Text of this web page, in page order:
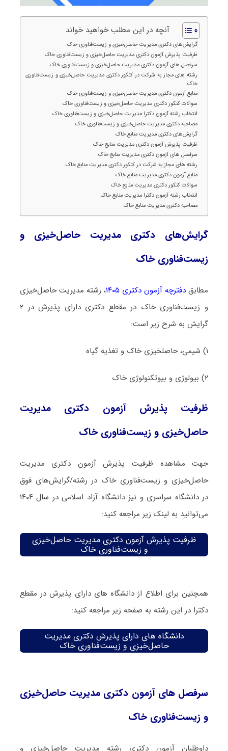
آنچه در این مطلب خواهید خواند
گرایش‌های دکتری مدیریت حاصل‌خیزی و زیست‌فناوری خاک
ظرفیت پذیرش آزمون دکتری مدیریت حاصل‌خیزی و زیست‌فناوری خاک
سرفصل های آزمون دکتری مدیریت حاصل‌خیزی و زیست‌فناوری خاک
رشته های مجاز به شرکت در کنکور دکتری مدیریت حاصل‌خیزی و زیست‌فناوری
خاک
منابع آزمون دکتری مدیریت حاصل‌خیزی و زیست‌فناوری خاک
سوالات کنکور دکتری مدیریت حاصل‌خیزی و زیست‌فناوری خاک
انتخاب رشته آزمون دکترا مدیریت حاصل‌خیزی و زیست‌فناوری خاک
مصاحبه دکتری مدیریت حاصل‌خیزی و زیست‌فناوری خاک
گرایش‌های دکتری مدیریت منابع خاک
ظرفیت پذیرش آزمون دکتری مدیریت منابع خاک
سرفصل های آزمون دکتری مدیریت منابع خاک
رشته های مجاز به شرکت در کنکور دکتری مدیریت منابع خاک
منابع آزمون دکتری مدیریت منابع خاک
سوالات کنکور دکتری مدیریت منابع خاک
انتخاب رشته آزمون دکترا مدیریت منابع خاک
مصاحبه دکتری مدیریت منابع خاک
گرایش‌های دکتری مدیریت حاصل‌خیزی و
زیست‌فناوری خاک
مطابق دفترچه آزمون دکتری ۱۴۰۵
، رشته مدیریت حاصل‌خیزی
و زیست‌فناوری خاک در مقطع دکتری دارای پذیرش در ۲
گرایش به شرح زیر است:
۱) شیمی، حاصلخیزی ﺧﺎک و ﺗﻐﺬﻳﻪ ﮔﻴﺎه
۲) ﺑﻴﻮﻟﻮژی و ﺑﻴﻮﺗﻜﻨﻮﻟﻮژی ﺧﺎک
ظرفیت پذیرش آزمون دکتری مدیریت
حاصل‌خیزی و زیست‌فناوری خاک
جهت مشاهده ظرفیت پذیرش آزمون دکتری مدیریت
حاصل‌خیزی و زیست‌فناوری خاک در رشته/گرایش‌های فوق
در دانشگاه سراسری و نیز دانشگاه آزاد اسلامی در سال ۱۴۰۴
می‌توانید به لینک زیر مراجعه کنید:
ظرفیت پذیرش آزمون دکتری مدیریت حاصل‌خیزی
و زیست‌فناوری خاک
همچنین برای اطلاع از دانشگاه های دارای پذیرش در مقطع
دکترا در این رشته به صفحه زیر مراجعه کنید:
دانشگاه های دارای پذیرش دکتری مدیریت
حاصل‌خیزی و زیست‌فناوری خاک
سرفصل های آزمون دکتری مدیریت حاصل‌خیزی
و زیست‌فناوری خاک
داوطلبان آزمون دکتری رشته مدیریت حاصل‌خیزی و